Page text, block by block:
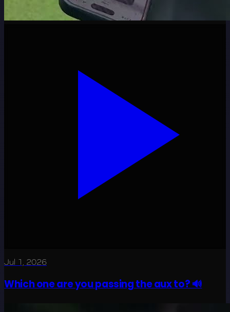
Jul 1, 2026
Which one are you passing the aux to? 🔊